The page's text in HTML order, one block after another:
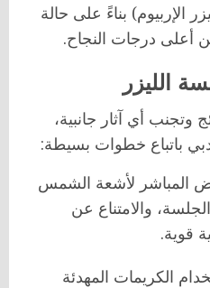
الإربيوم) بناءً على حالة
أعلى درجات النجاح.
الليزر
أي آثار جانبية،
باتباع خطوات بسيطة:
المباشر لأشعة الشمس
والامتناع عن
قوية.
الكريمات المهدئة